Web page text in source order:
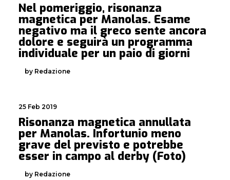
Nel pomeriggio, risonanza
magnetica per Manolas. Esame
negativo ma il greco sente ancora
dolore e seguirà un programma
individuale per un paio di giorni
by Redazione
25 Feb 2019
Risonanza magnetica annullata
per Manolas. Infortunio meno
grave del previsto e potrebbe
esser in campo al derby (Foto)
by Redazione